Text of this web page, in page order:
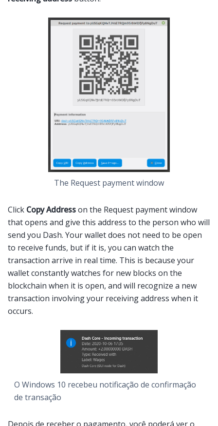
The Request payment window
Click Copy Addresson the Request payment window
that opens and give this address to the person who will
send you Dash. Your wallet does not need to be open
to receive funds, but if it is, you can watch the
transaction arrive in real time. This is because your
wallet constantly watches for new blocks on the
blockchain when it is open, and will recognize a new
transaction involving your receiving address when it
occurs.
O Windows 10 recebeu notificação de confirmação
de transação